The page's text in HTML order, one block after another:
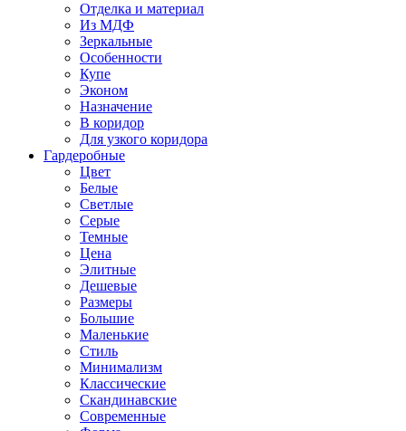
Отделка и материал
Из МДФ
Зеркальные
Особенности
Купе
Эконом
Назначение
В коридор
Для узкого коридора
Гардеробные
Цвет
Белые
Светлые
Серые
Темные
Цена
Элитные
Дешевые
Размеры
Большие
Маленькие
Стиль
Минимализм
Классические
Скандинавские
Современные